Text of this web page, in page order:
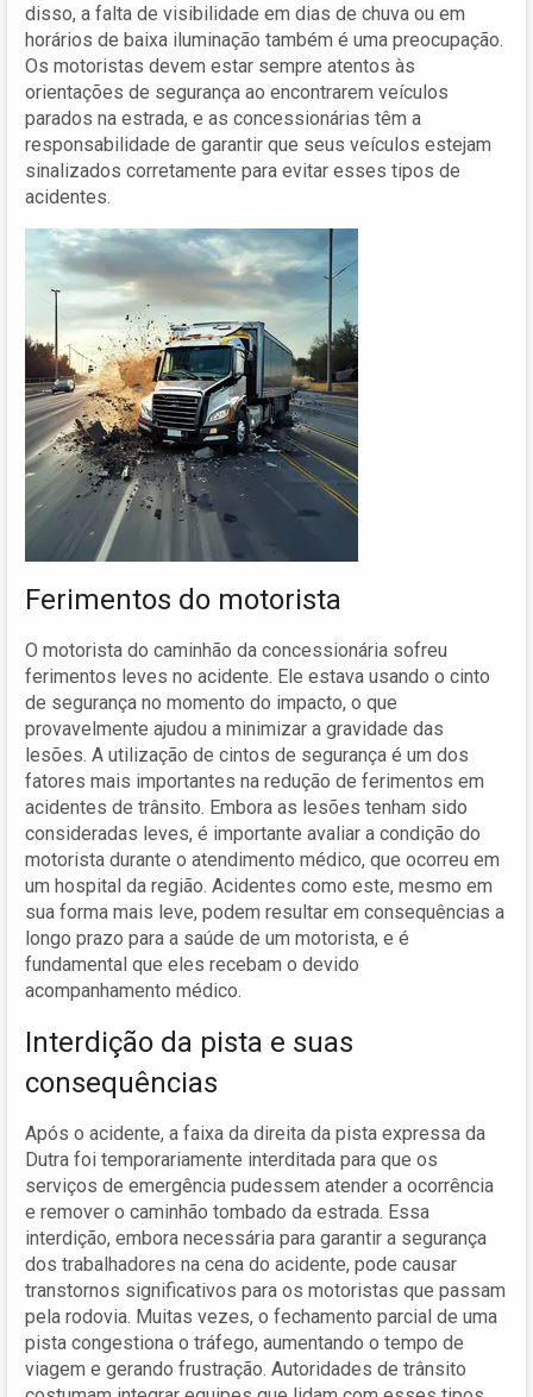
disso, a falta de visibilidade em dias de chuva ou em
horários de baixa iluminação também é uma preocupação.
Os motoristas devem estar sempre atentos às
orientações de segurança ao encontrarem veículos
parados na estrada, e as concessionárias têm a
responsabilidade de garantir que seus veículos estejam
sinalizados corretamente para evitar esses tipos de
acidentes.
Ferimentos do motorista
O motorista do caminhão da concessionária sofreu
ferimentos leves no acidente. Ele estava usando o cinto
de segurança no momento do impacto, o que
provavelmente ajudou a minimizar a gravidade das
lesões. A utilização de cintos de segurança é um dos
fatores mais importantes na redução de ferimentos em
acidentes de trânsito. Embora as lesões tenham sido
consideradas leves, é importante avaliar a condição do
motorista durante o atendimento médico, que ocorreu em
um hospital da região. Acidentes como este, mesmo em
sua forma mais leve, podem resultar em consequências a
longo prazo para a saúde de um motorista, e é
fundamental que eles recebam o devido
acompanhamento médico.
Interdição da pista e suas
consequências
Após o acidente, a faixa da direita da pista expressa da
Dutra foi temporariamente interditada para que os
serviços de emergência pudessem atender a ocorrência
e remover o caminhão tombado da estrada. Essa
interdição, embora necessária para garantir a segurança
dos trabalhadores na cena do acidente, pode causar
transtornos significativos para os motoristas que passam
pela rodovia. Muitas vezes, o fechamento parcial de uma
pista congestiona o tráfego, aumentando o tempo de
viagem e gerando frustração. Autoridades de trânsito